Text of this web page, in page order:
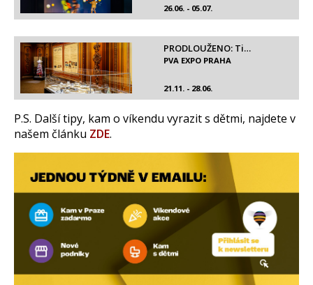
26.06. - 05.07.
PRODLOUŽENO: Ti…
21.11. - 28.06.
PVA EXPO PRAHA
P.S. Další tipy, kam o víkendu vyrazit s dětmi, najdete v
našem článku ZDE.